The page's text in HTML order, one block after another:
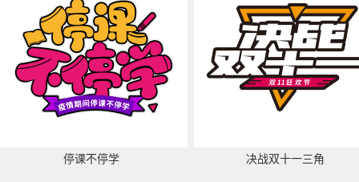
停课不停学 决战双十一三角